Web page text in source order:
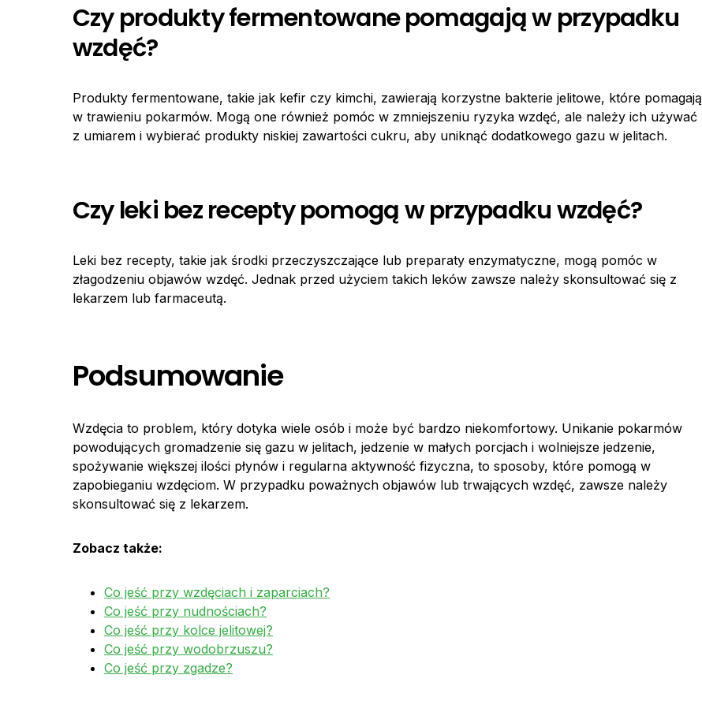
Czy produkty fermentowane pomagają w przypadku
wzdęć?
Produkty fermentowane, takie jak kefir czy kimchi, zawierają korzystne bakterie jelitowe, które pomagają
w trawieniu pokarmów. Mogą one również pomóc w zmniejszeniu ryzyka wzdęć, ale należy ich używać
z umiarem i wybierać produkty niskiej zawartości cukru, aby uniknąć dodatkowego gazu w jelitach.
Czy leki bez recepty pomogą w przypadku wzdęć?
Leki bez recepty, takie jak środki przeczyszczające lub preparaty enzymatyczne, mogą pomóc w
złagodzeniu objawów wzdęć. Jednak przed użyciem takich leków zawsze należy skonsultować się z
lekarzem lub farmaceutą.
Podsumowanie
Wzdęcia to problem, który dotyka wiele osób i może być bardzo niekomfortowy. Unikanie pokarmów
powodujących gromadzenie się gazu w jelitach, jedzenie w małych porcjach i wolniejsze jedzenie,
spożywanie większej ilości płynów i regularna aktywność fizyczna, to sposoby, które pomogą w
zapobieganiu wzdęciom. W przypadku poważnych objawów lub trwających wzdęć, zawsze należy
skonsultować się z lekarzem.
Zobacz także:
Co jeść przy wzdęciach i zaparciach?
Co jeść przy nudnościach?
Co jeść przy kolce jelitowej?
Co jeść przy wodobrzuszu?
Co jeść przy zgadze?